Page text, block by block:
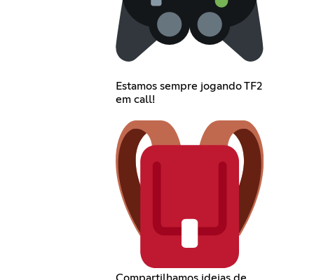
Estamos sempre jogando TF2
em call!
Compartilhamos ideias de